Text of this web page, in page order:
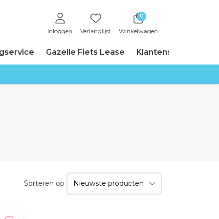
Inloggen Verlanglijst
0
Winkelwagen
Gazelle Fiets Lease Klantenservice
Sorteren op